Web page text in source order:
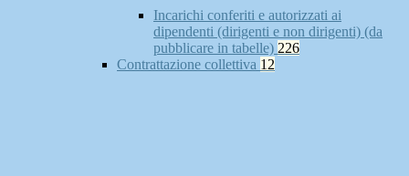
Incarichi conferiti e autorizzati ai
dipendenti (dirigenti e non dirigenti) (da
pubblicare in tabelle) 226
Contrattazione collettiva 12